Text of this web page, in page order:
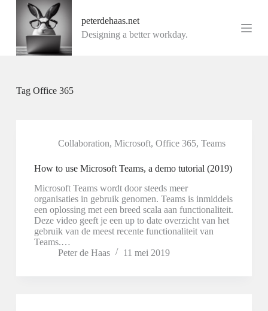
peterdehaas.net
Designing a better workday.
TagOffice 365
Collaboration, Microsoft, Office 365, Teams
How to use Microsoft Teams, a demo tutorial (2019)
Microsoft Teams wordt door steeds meer
organisaties in gebruik genomen. Teams is inmiddels
een oplossing met een breed scala aan functionaliteit.
Deze video geeft je een up to date overzicht van het
gebruik van de meest recente functionaliteit van
Teams.…
Peter de Haas
11 mei 2019